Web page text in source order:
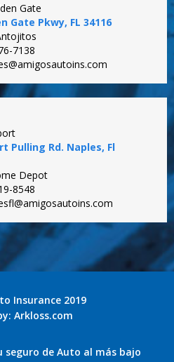
Gate
Gate Pkwy, FL 34116
7138
Pulling Rd. Naples, Fl
Depot
8548
Insurance 2019
Arkloss.com
de Auto al más bajo